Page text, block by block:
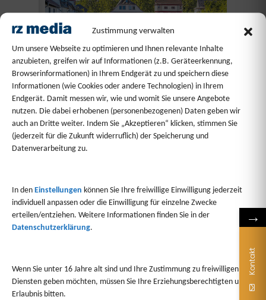
Zustimmung verwalten
Um unsere Webseite zu optimieren und Ihnen relevante Inhalte
anzubieten, greifen wir auf Informationen (z.B. Geräteerkennung,
Browserinformationen) in Ihrem Endgerät zu und speichern diese
Informationen (wie Cookies oder andere Technologien) in Ihrem
Endgerät. Damit messen wir, wie und womit Sie unsere Angebote
nutzen. Die dabei erhobenen (personenbezogenen) Daten geben wir
auch an Dritte weiter. Indem Sie „Akzeptieren“ klicken, stimmen Sie
(jederzeit für die Zukunft widerruflich) der Speicherung und
Datenverarbeitung zu.
In den Einstellungen können Sie Ihre freiwillige Einwilligung jederzeit
individuell anpassen oder die Einwilligung für einzelne Zwecke
erteilen/entziehen. Weitere Informationen finden Sie in der
Datenschutzerklärung.
Wenn Sie unter 16 Jahre alt sind und Ihre Zustimmung zu freiwilligen
Diensten geben möchten, müssen Sie Ihre Erziehungsberechtigten um
Erlaubnis bitten.
1/16
Wir beraten Sie gerne persönlich zu Formatwahl,
Kombinationen oder Gestaltungsmöglichkeiten.
→
Kontakt